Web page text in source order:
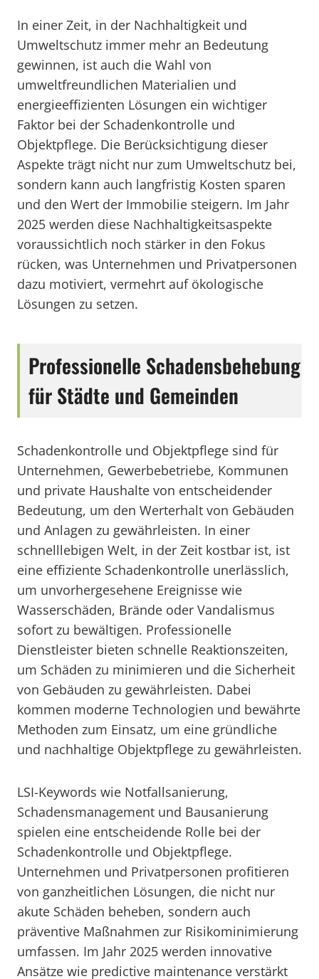
In einer Zeit, in der Nachhaltigkeit und
Umweltschutz immer mehr an Bedeutung
gewinnen, ist auch die Wahl von
umweltfreundlichen Materialien und
energieeffizienten Lösungen ein wichtiger
Faktor bei der Schadenkontrolle und
Objektpflege. Die Berücksichtigung dieser
Aspekte trägt nicht nur zum Umweltschutz bei,
sondern kann auch langfristig Kosten sparen
und den Wert der Immobilie steigern. Im Jahr
2025 werden diese Nachhaltigkeitsaspekte
voraussichtlich noch stärker in den Fokus
rücken, was Unternehmen und Privatpersonen
dazu motiviert, vermehrt auf ökologische
Lösungen zu setzen.
Professionelle Schadensbehebung
für Städte und Gemeinden
Schadenkontrolle und Objektpflege sind für
Unternehmen, Gewerbebetriebe, Kommunen
und private Haushalte von entscheidender
Bedeutung, um den Werterhalt von Gebäuden
und Anlagen zu gewährleisten. In einer
schnelllebigen Welt, in der Zeit kostbar ist, ist
eine effiziente Schadenkontrolle unerlässlich,
um unvorhergesehene Ereignisse wie
Wasserschäden, Brände oder Vandalismus
sofort zu bewältigen. Professionelle
Dienstleister bieten schnelle Reaktionszeiten,
um Schäden zu minimieren und die Sicherheit
von Gebäuden zu gewährleisten. Dabei
kommen moderne Technologien und bewährte
Methoden zum Einsatz, um eine gründliche
und nachhaltige Objektpflege zu gewährleisten.
LSI-Keywords wie Notfallsanierung,
Schadensmanagement und Bausanierung
spielen eine entscheidende Rolle bei der
Schadenkontrolle und Objektpflege.
Unternehmen und Privatpersonen profitieren
von ganzheitlichen Lösungen, die nicht nur
akute Schäden beheben, sondern auch
präventive Maßnahmen zur Risikominimierung
umfassen. Im Jahr 2025 werden innovative
Ansätze wie predictive maintenance verstärkt